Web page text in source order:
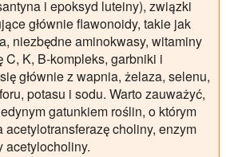
i epoksyd luteiny), związki
głównie flawonoidy, takie jak
niezbędne aminokwasy, witaminy
K, B-kompleks, garbniki i
głównie z wapnia, żelaza, selenu,
potasu i sodu. Warto zauważyć,
gatunkiem roślin, o którym
choliny, enzym
acetylocholiny.